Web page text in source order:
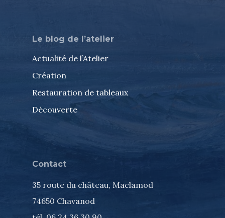
Le blog de l’atelier
Actualité de l’Atelier
Création
Restauration de tableaux
Découverte
Contact
35 route du château, Maclamod
74650 Chavanod